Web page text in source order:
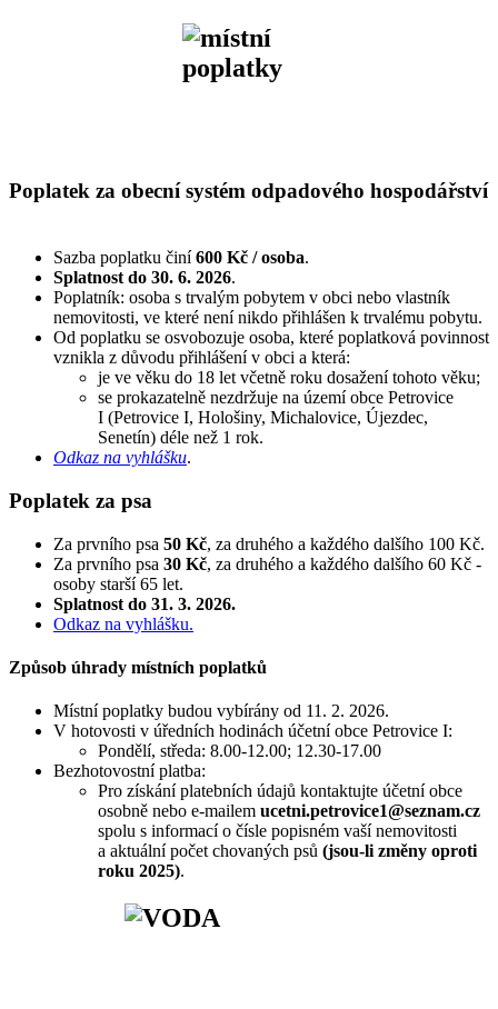
Poplatek za obecní systém odpadového hospodářství
Sazba poplatku činí600 Kč / osoba.
Splatnost do 30. 6. 2026.
Poplatník: osoba s trvalým pobytem v obci nebo vlastník
nemovitosti, ve které není nikdo přihlášen k trvalému pobytu.
Od poplatku se osvobozuje osoba, které poplatková povinnost
vznikla z důvodu přihlášení v obci a která:
je ve věku do 18 let včetně roku dosažení tohoto věku;
se prokazatelně nezdržuje na území obce Petrovice
I (Petrovice I, Hološiny, Michalovice, Újezdec,
Senetín) déle než 1 rok.
Odkaz na vyhlášku.
Poplatek za psa
Za prvního psa 50 Kč, za druhého a každého dalšího 100 Kč.
Za prvního psa 30 Kč, za druhého a každého dalšího 60 Kč -
osoby starší 65 let.
Splatnost do 31. 3. 2026.
Odkaz na vyhlášku.
Způsob úhrady místních poplatků
Místní poplatky budou vybírány od 11. 2. 2026.
V hotovosti v úředních hodinách účetní obce Petrovice I:
Pondělí, středa: 8.00-12.00; 12.30-17.00
Bezhotovostní platba:
Pro získání platebních údajů kontaktujte účetní obce
osobně nebo e-mailem ucetni.petrovice1@seznam.cz
spolu s informací o čísle popisném vaší nemovitosti
a aktuální počet chovaných psů (jsou-li změny oproti
roku 2025).